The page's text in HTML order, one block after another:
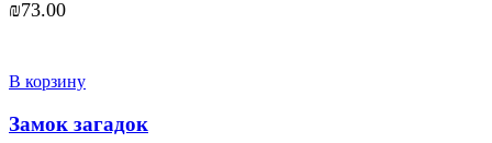
₪73.00
В корзину
Замок загадок